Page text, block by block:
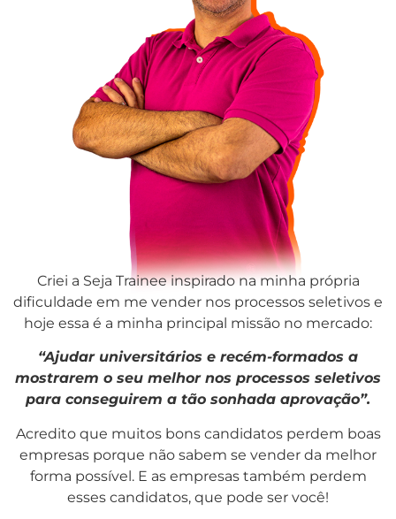
Criei a Seja Trainee inspirado na minha própria
dificuldade em me vender nos processos seletivos e
hoje essa é a minha principal missão no mercado:
“Ajudar universitários e recém-formados a
mostrarem o seu melhor nos processos seletivos
para conseguirem a tão sonhada aprovação”.
Acredito que muitos bons candidatos perdem boas
empresas porque não sabem se vender da melhor
forma possível. E as empresas também perdem
esses candidatos, que pode ser você!